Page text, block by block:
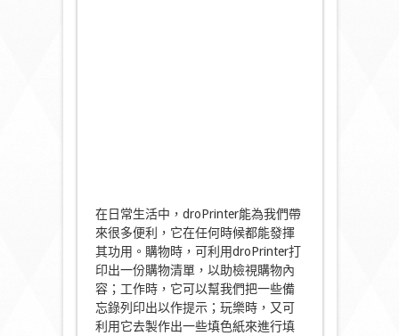
在日常生活中，droPrinter能為我們帶
來很多便利，它在任何時候都能發揮
其功用。購物時，可利用droPrinter打
印出一份購物清單，以助檢視購物內
容；工作時，它可以幫我們把一些備
忘錄列印出以作提示；玩樂時，又可
利用它去製作出一些填色紙來進行填